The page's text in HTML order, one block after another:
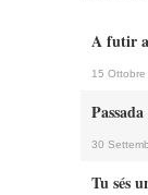
A futir
15 Ottobre
30
Tu sés